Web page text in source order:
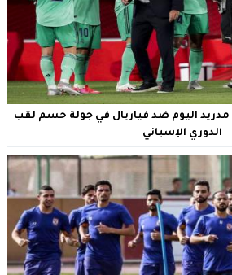
مدريد اليوم ضد فياريال في جولة حسم لقب
الدوري الإسباني